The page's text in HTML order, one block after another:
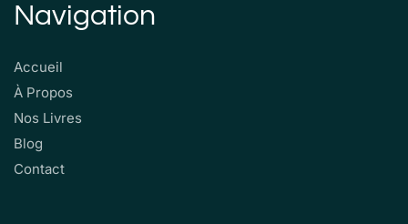
Navigation
Accueil
À Propos
Nos Livres
Blog
Contact